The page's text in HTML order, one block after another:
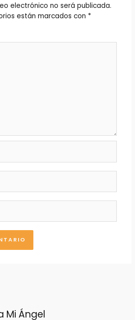
electrónico no será publicada.
están marcados con *
Mi Ángel